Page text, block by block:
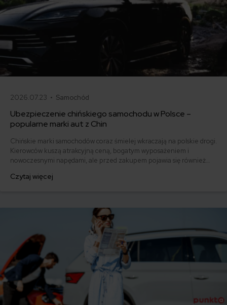
2026.07.23 • Samochód
Ubezpieczenie chińskiego samochodu w Polsce –
popularne marki aut z Chin
Chińskie marki samochodów coraz śmielej wkraczają na polskie drogi.
Kierowców kuszą atrakcyjną ceną, bogatym wyposażeniem i
nowoczesnymi napędami, ale przed zakupem pojawia się również
komunikacyjne dla marek takich jak MG, BYD, Omoda, Jaecoo i BAIC
Czytaj więcej